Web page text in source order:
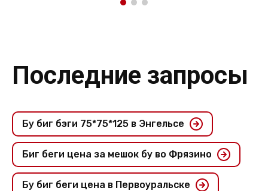
Последние запросы
Бу биг бэги 75*75*125 в Энгельсе
Биг беги цена за мешок бу во Фрязино
Бу биг беги цена в Первоуральске